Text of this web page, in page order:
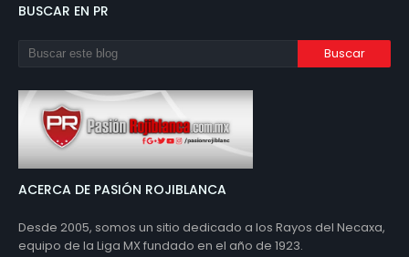
BUSCAR EN PR
ACERCA DE PASIÓN ROJIBLANCA
Desde 2005, somos un sitio dedicado a los Rayos del Necaxa,
equipo de la Liga MX fundado en el año de 1923.